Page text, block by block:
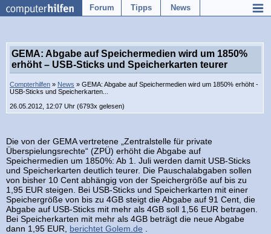
Forum Tipps News
GEMA: Abgabe auf Speichermedien wird um 1850%
erhöht – USB-Sticks und Speicherkarten teurer
Compterhilfen » News » GEMA: Abgabe auf Speichermedien wird um 1850% erhöht -
USB-Sticks und Speicherkarten...
26.05.2012, 12:07 Uhr (6793x gelesen)
Die von der GEMA vertretene „Zentralstelle für private
Überspielungsrechte“ (ZPÜ) erhöht die Abgabe auf
Speichermedien um 1850%: Ab 1. Juli werden damit USB-Sticks
und Speicherkarten deutlich teurer. Die Pauschalabgaben sollen
von bisher 10 Cent abhängig von der Speichergröße auf bis zu
1,95 EUR steigen. Bei USB-Sticks und Speicherkarten mit einer
Speichergröße von bis zu 4GB steigt die Abgabe auf 91 Cent, die
Abgabe auf USB-Sticks mit mehr als 4GB soll 1,56 EUR betragen.
Bei Speicherkarten mit mehr als 4GB beträgt die neue Abgabe
dann 1,95 EUR, berichtet Golem.de